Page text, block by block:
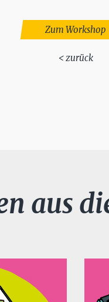
Zum Workshop
< zurück
aus